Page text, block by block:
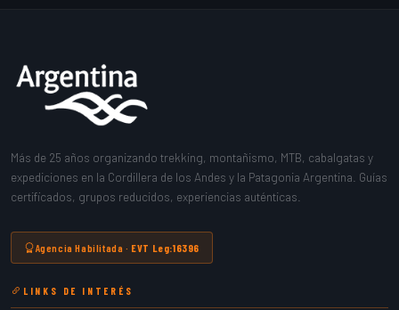
Más de 25 años organizando trekking, montañismo, MTB, cabalgatas y
expediciones en la Cordillera de los Andes y la Patagonia Argentina. Guías
certificados, grupos reducidos, experiencias auténticas.
Agencia Habilitada · EVT Leg:16396
LINKS DE INTERÉS